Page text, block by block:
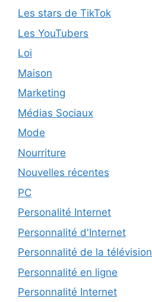
Les stars de TikTok
Les YouTubers
Loi
Maison
Marketing
Médias Sociaux
Mode
Nourriture
Nouvelles récentes
PC
Personalité Internet
Personnalité d'Internet
Personnalité de la télévision
Personnalité en ligne
Personnalité Internet